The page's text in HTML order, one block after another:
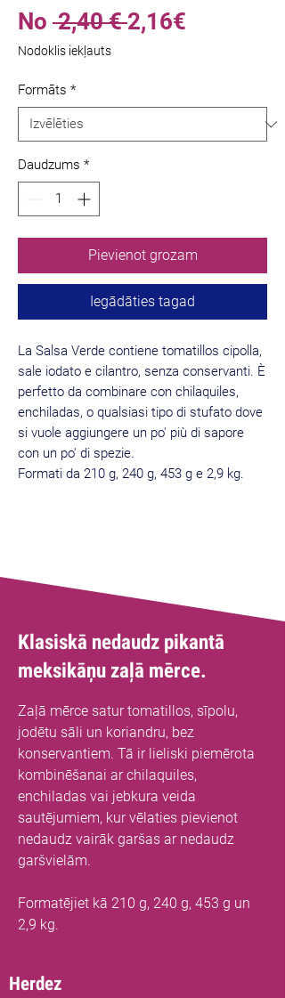
No 2,40 € Parastā
2,16€
Nodoklis iekļauts
Formāts *
Daudzums *
Pievienot grozam
Iegādāties tagad
La Salsa Verde contiene tomatillos cipolla,
sale iodato e cilantro, senza conservanti. È
perfetto da combinare con chilaquiles,
enchiladas, o qualsiasi tipo di stufato dove
si vuole aggiungere un po' più di sapore
con un po' di spezie.
Formati da 210 g, 240 g, 453 g e 2,9 kg.
Klasiskā nedaudz pikantā
meksikāņu zaļā mērce.
Zaļā mērce satur tomatillos, sīpolu,
jodētu sāli un koriandru, bez
konservantiem. Tā ir lieliski piemērota
kombinēšanai ar chilaquiles,
enchiladas vai jebkura veida
sautējumiem, kur vēlaties pievienot
nedaudz vairāk garšas ar nedaudz
garšvielām.
Formatējiet kā 210 g, 240 g, 453 g un
2,9 kg.
Herdez